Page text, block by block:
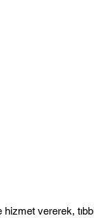
vererek,